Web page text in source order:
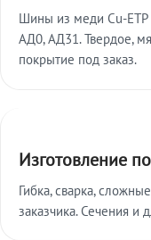
Шины из меди Cu-
АД0, АД31. Твердое,
покрытие под заказ.
Изготовление
Гибка, сварка,
заказчика. Сечения и